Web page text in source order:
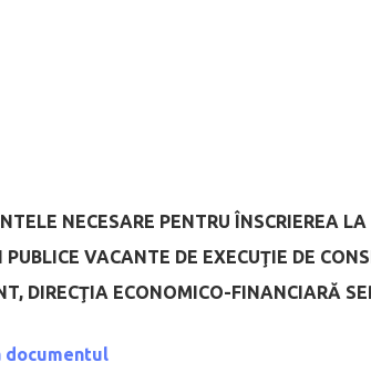
NECESARE PENTRU ÎNSCRIEREA
PUBLICE VACANTE DE EXECUŢIE DE
DIRECŢIA ECONOMICO-FINANCIARĂ
documentul